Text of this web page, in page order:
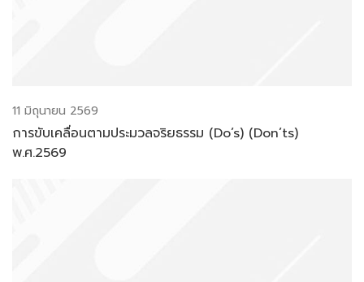
11 มิถุนายน 2569
การขับเคลื่อนตามประมวลจริยธรรม (Do’s) (Don’ts)
พ.ศ.2569